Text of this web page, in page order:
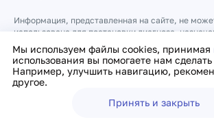
Мы используем файлы cookies, принимая
использования вы помогаете нам
Например, улучшить навигацию,
другое.
Принять и закрыть
Информация, представленная на сайте, не
использована для постановки диагноза,
заменяет прием врача.
Политика конфиденциальности